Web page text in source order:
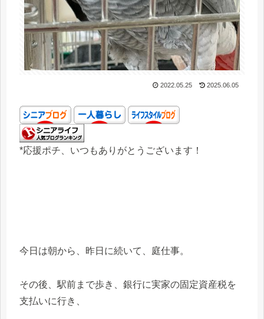
2022.05.25 2025.06.05
*応援ポチ、いつもありがとうございます！
今日は朝から、昨日に続いて、庭仕事。
その後、駅前まで歩き、銀行に実家の固定資産税を
支払いに行き、